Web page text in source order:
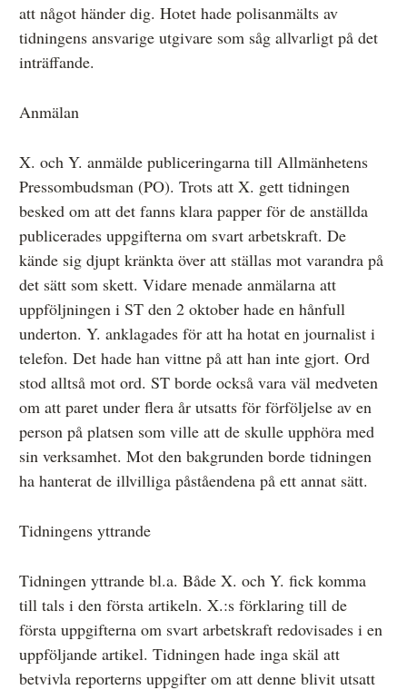
Våra huvudmän
Ledamöter i Mediernas Etiknämnd
Den journalistiska yrkesetiken
Jobba hos oss!
Pressbilder
Så behandlar vi dina personuppgifter
att något händer dig. Hotet hade polisanmälts av
tidningens ansvarige utgivare som såg allvarligt på det
inträffande.
Anmälan
X. och Y. anmälde publiceringarna till Allmänhetens
Pressombudsman (PO). Trots att X. gett tidningen
besked om att det fanns klara papper för de anställda
publicerades uppgifterna om svart arbetskraft. De
kände sig djupt kränkta över att ställas mot varandra på
det sätt som skett. Vidare menade anmälarna att
uppföljningen i ST den 2 oktober hade en hånfull
underton. Y. anklagades för att ha hotat en journalist i
telefon. Det hade han vittne på att han inte gjort. Ord
stod alltså mot ord. ST borde också vara väl medveten
om att paret under flera år utsatts för förföljelse av en
person på platsen som ville att de skulle upphöra med
sin verksamhet. Mot den bakgrunden borde tidningen
ha hanterat de illvilliga påståendena på ett annat sätt.
Tidningens yttrande
Tidningen yttrande bl.a. Både X. och Y. fick komma
till tals i den första artikeln. X.:s förklaring till de
första uppgifterna om svart arbetskraft redovisades i en
uppföljande artikel. Tidningen hade inga skäl att
betvivla reporterns uppgifter om att denne blivit utsatt